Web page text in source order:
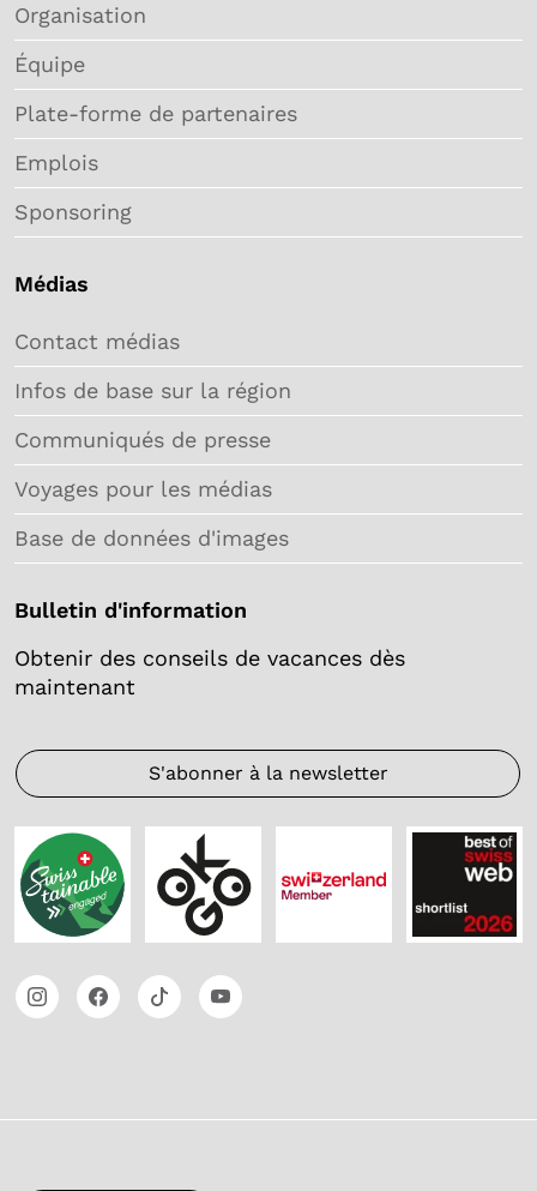
Organisation
Équipe
Plate-forme de partenaires
Emplois
Sponsoring
Médias
Contact médias
Infos de base sur la région
Communiqués de presse
Voyages pour les médias
Base de données d'images
Bulletin d'information
Obtenir des conseils de vacances dès
maintenant
S'abonner à la newsletter